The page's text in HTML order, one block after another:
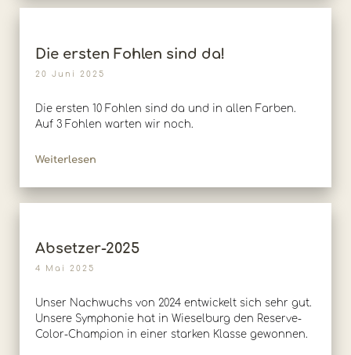
Die ersten Fohlen sind da!
20 Juni 2025
Die ersten 10 Fohlen sind da und in allen Farben.
Auf 3 Fohlen warten wir noch.
Weiterlesen
Absetzer-2025
4 Mai 2025
Unser Nachwuchs von 2024 entwickelt sich sehr gut.
Unsere Symphonie hat in Wieselburg den Reserve-
Color-Champion in einer starken Klasse gewonnen.